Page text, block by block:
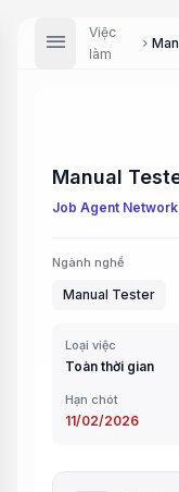
menu
Việc
làm
chevron_right
Job Agent Network
Ngành nghề
Manual Tester
Loại việc
Toàn thời gian
Hạn chót
11/02/2026